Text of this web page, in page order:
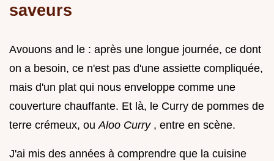
saveurs
Avouons and le : après une longue journée, ce dont
on a besoin, ce n'est pas d'une assiette compliquée,
mais d'un plat qui nous enveloppe comme une
couverture chauffante. Et là, le Curry de pommes de
terre crémeux, ouAloo Curry , entre en scène.
J'ai mis des années à comprendre que la cuisine